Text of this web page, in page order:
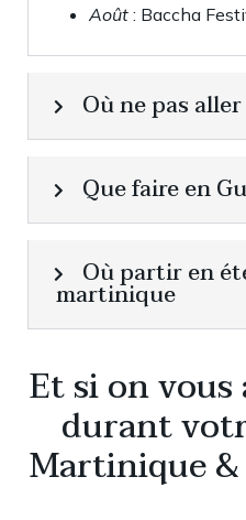
Août : Baccha
Où ne pas
Que faire en
Où partir en
martinique
Et si on
durant
Martinique &